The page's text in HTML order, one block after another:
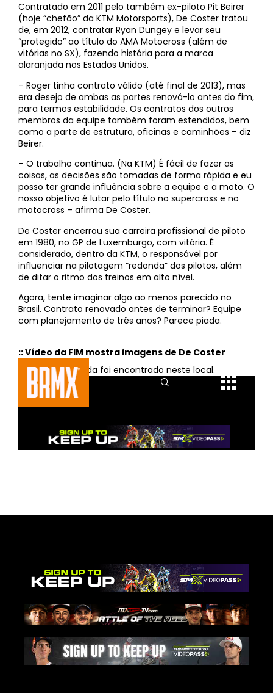
Contratado em 2011 pelo também ex-piloto Pit Beirer
(hoje “chefão” da KTM Motorsports), De Coster tratou
de, em 2012, contratar Ryan Dungey e levar seu
“protegido” ao título do AMA Motocross (além de
vitórias no SX), fazendo história para a marca
alaranjada nos Estados Unidos.
– Roger tinha contrato válido (até final de 2013), mas
era desejo de ambas as partes renová-lo antes do fim,
para termos estabilidade. Os contratos dos outros
membros da equipe também foram estendidos, bem
como a parte de estrutura, oficinas e caminhões – diz
Beirer.
– O trabalho continua. (Na KTM) É fácil de fazer as
coisas, as decisões são tomadas de forma rápida e eu
posso ter grande influência sobre a equipe e a moto. O
nosso objetivo é lutar pelo título no supercross e no
motocross – afirma De Coster.
De Coster encerrou sua carreira profissional de piloto
em 1980, no GP de Luxemburgo, com vitória. É
considerado, dentro da KTM, o responsável por
influenciar na pilotagem “redonda” dos pilotos, além
de ditar o ritmo dos treinos em alto nível.
Agora, tente imaginar algo ao menos parecido no
Brasil. Contrato renovado antes de terminar? Equipe
com planejamento de três anos? Parece piada.
:: Vídeo da FIM mostra imagens de De Coster